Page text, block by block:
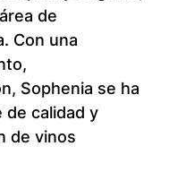
de
Con una
Sophenia se ha
calidad y
de vinos